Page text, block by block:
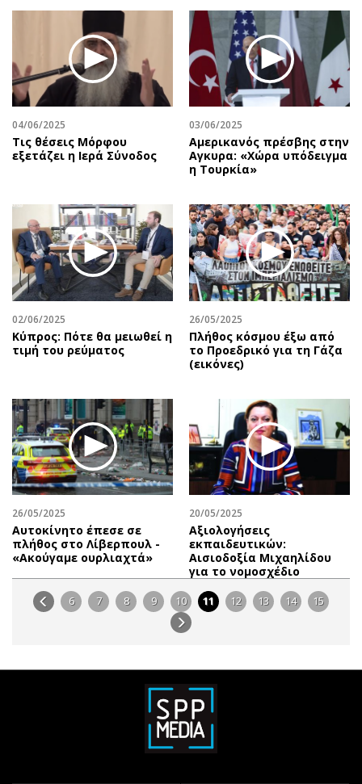
04/06/2025
Τις θέσεις Μόρφου
εξετάζει η Ιερά Σύνοδος
03/06/2025
Αμερικανός πρέσβης στην
Αγκυρα: «Χώρα υπόδειγμα
η Τουρκία»
02/06/2025
Κύπρος: Πότε θα μειωθεί η
τιμή του ρεύματος
26/05/2025
Πλήθος κόσμου έξω από
το Προεδρικό για τη Γάζα
(εικόνες)
26/05/2025
Αυτοκίνητο έπεσε σε
πλήθος στο Λίβερπουλ -
«Ακούγαμε ουρλιαχτά»
20/05/2025
Αξιολογήσεις
εκπαιδευτικών:
Αισιοδοξία Μιχαηλίδου
για το νομοσχέδιο
6 7 8 9 10 11 12 13 14 15